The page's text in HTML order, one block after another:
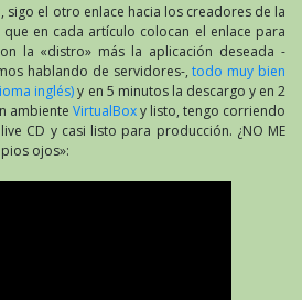
sigo el otro enlace hacia los creadores de la
que en cada artículo colocan el enlace para
la «distro» más la aplicación deseada -
hablando de servidores-,todo muy bien
inglés)y en 5 minutos la descargo y en 2
ambiente VirtualBoxy listo, tengo corriendo
CD y casi listo para producción. ¿NO ME
ojos»: